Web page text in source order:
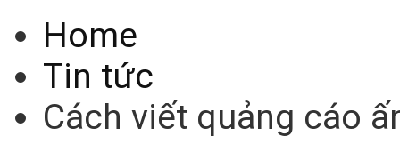
Home
Tin tức
Cách viết quảng cáo